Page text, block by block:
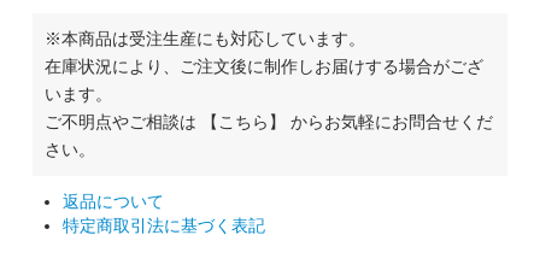
※本商品は受注生産にも対応しています。
在庫状況により、ご注文後に制作しお届けする場合がござ
います。
ご不明点やご相談は
【こちら】
からお気軽にお問合せくだ
さい。
返品について
特定商取引法に基づく表記